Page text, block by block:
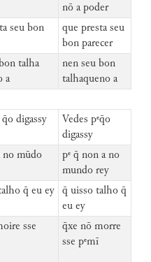
nō a poder
seu bon
que presta seu
bon parecer
talha
a
nen seu bon
talhaqueno a
q̄o digassy
Vedes pᵉq̄o
digassy
no mūdo
pᵉ q̄ non a no
mundo rey
q̄ eu ey
q̄ uisso talho q̄
eu ey
sse
q̄xe nō morre
sse pᵉmī